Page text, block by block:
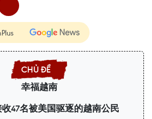
幸福越南
47名被美国驱逐的越南公民